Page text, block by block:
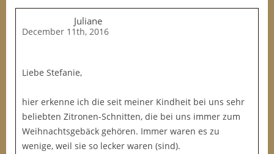
Juliane
December 11th, 2016
Liebe Stefanie,
hier erkenne ich die seit meiner Kindheit bei uns sehr
beliebten Zitronen-Schnitten, die bei uns immer zum
Weihnachtsgebäck gehören. Immer waren es zu
wenige, weil sie so lecker waren (sind).